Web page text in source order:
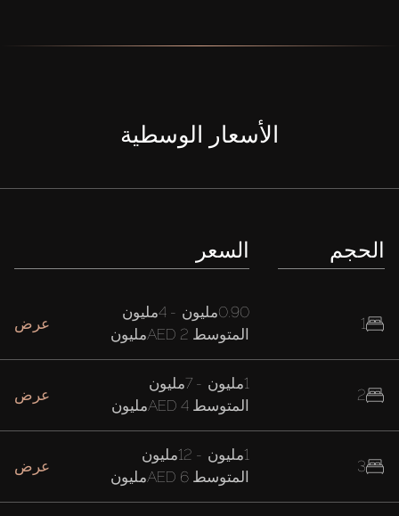
الأسعار الوسطية
الحجم
1
2
3
السعر
0.90مليون -
المتوسط
عرض
1مليون -
المتوسط
عرض
1مليون -
المتوسط
عرض